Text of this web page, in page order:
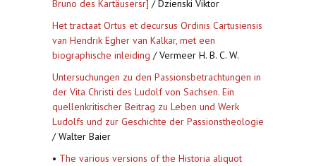
Bruno des Kartäusersr] / Dzienski Viktor
Het tractaat Ortus et decursus Ordinis Cartusiensis
van Hendrik Egher van Kalkar, met een
biographische inleiding / Vermeer H. B. C. W.
Untersuchungen zu den Passionsbetrachtungen in
der Vita Christi des Ludolf von Sachsen. Ein
quellenkritischer Beitrag zu Leben und Werk
Ludolfs und zur Geschichte der Passionstheologie
/ Walter Baier
• The various versions of the Historia aliquot